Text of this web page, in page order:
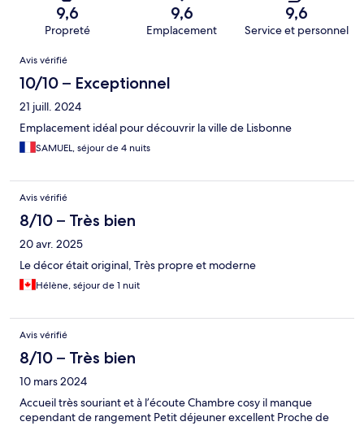
9,6
Propreté
9,6
Emplacement
9,6
Service et personnel
Avis
Avis vérifié
10/10 – Exceptionnel
21 juill. 2024
Emplacement idéal pour découvrir la ville de Lisbonne
SAMUEL, séjour de 4 nuits
Avis vérifié
8/10 – Très bien
20 avr. 2025
Le décor était original, Très propre et moderne
Hélène, séjour de 1 nuit
Avis vérifié
8/10 – Très bien
10 mars 2024
Accueil très souriant et à l’écoute Chambre cosy il manque
cependant de rangement Petit déjeuner excellent Proche de